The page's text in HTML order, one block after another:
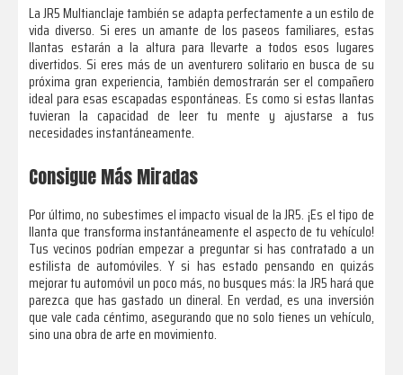
La JR5 Multianclaje también se adapta perfectamente a un estilo de
vida diverso. Si eres un amante de los paseos familiares, estas
llantas estarán a la altura para llevarte a todos esos lugares
divertidos. Si eres más de un aventurero solitario en busca de su
próxima gran experiencia, también demostrarán ser el compañero
ideal para esas escapadas espontáneas. Es como si estas llantas
tuvieran la capacidad de leer tu mente y ajustarse a tus
necesidades instantáneamente.
Consigue Más Miradas
Por último, no subestimes el impacto visual de la JR5. ¡Es el tipo de
llanta que transforma instantáneamente el aspecto de tu vehículo!
Tus vecinos podrían empezar a preguntar si has contratado a un
estilista de automóviles. Y si has estado pensando en quizás
mejorar tu automóvil un poco más, no busques más: la JR5 hará que
parezca que has gastado un dineral. En verdad, es una inversión
que vale cada céntimo, asegurando que no solo tienes un vehículo,
sino una obra de arte en movimiento.